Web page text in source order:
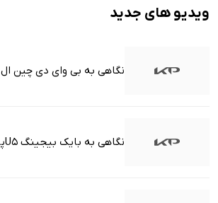
ویدیو های جدید
نگاهی به بی وای دی چین ال
نگاهی به بایک بیجینگ U5پلاس